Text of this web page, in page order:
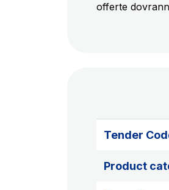
offerte
Tender
Product